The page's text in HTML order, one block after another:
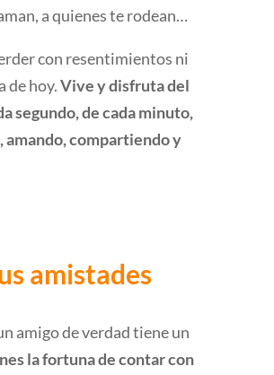
a quienes te rodean…
con resentimientos ni
de hoy.Vive y disfruta del
segundo, de cada minuto,
amando, compartiendo y
amistades
amigo de verdad tiene un
la fortuna de contar con